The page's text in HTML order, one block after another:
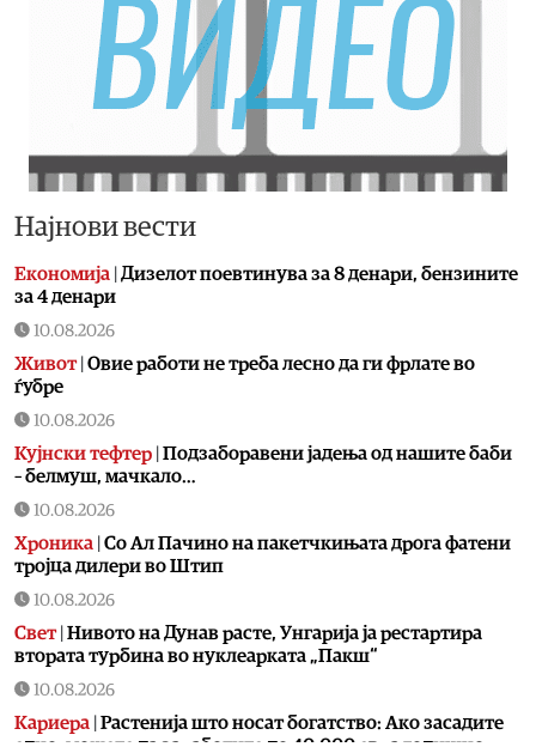
Најнови вести
Економија Дизелот поевтинува за 8 денари, бензините
за 4 денари
10.08.2026
Живот| Овие работи не треба лесно да ги фрлате во
ѓубре
10.08.2026
Кујнски тефтер Подзаборавени јадења од нашите баби
– белмуш, мачкало…
10.08.2026
Хроника Со Ал Пачино на пакетчкињата дрога фатени
тројца дилери во Штип
10.08.2026
Свет| Нивото на Дунав расте, Унгарија ја рестартира
втората турбина во нуклеарката „Пакш“
10.08.2026
Кариера Растенија што носат богатство: Ако засадите
едно, можете да заработите до 40.000 евра годишно